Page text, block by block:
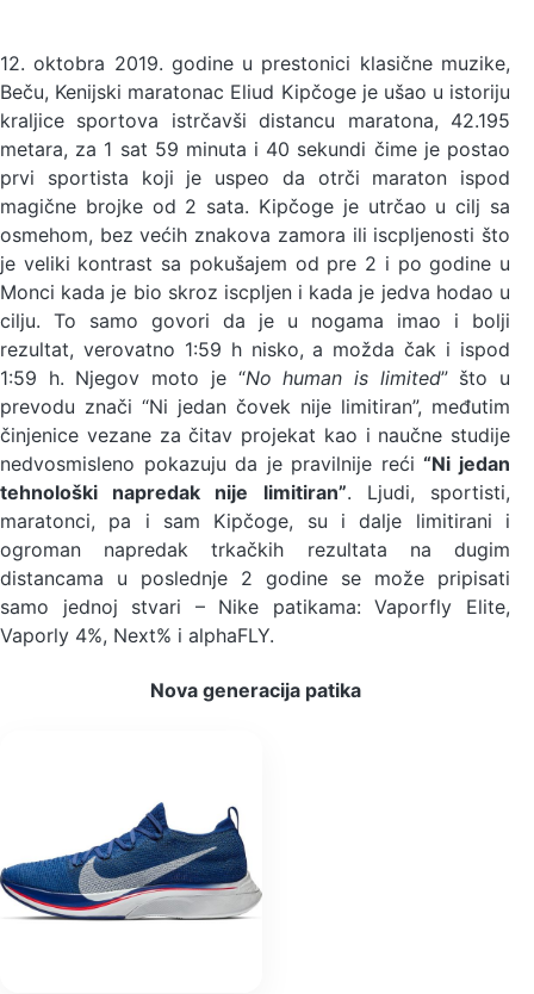
12. oktobra 2019. godine u prestonici klasične muzike,
Beču, Kenijski maratonac Eliud Kipčoge je ušao u istoriju
kraljice sportova istrčavši distancu maratona, 42.195
metara, za 1 sat 59 minuta i 40 sekundi čime je postao
prvi sportista koji je uspeo da otrči maraton ispod
magične brojke od 2 sata. Kipčoge je utrčao u cilj sa
osmehom, bez većih znakova zamora ili iscpljenosti što
je veliki kontrast sa pokušajem od pre 2 i po godine u
Monci kada je bio skroz iscpljen i kada je jedva hodao u
cilju. To samo govori da je u nogama imao i bolji
rezultat, verovatno 1:59 h nisko, a možda čak i ispod
1:59 h. Njegov moto je “No human is limited” što u
prevodu znači “Ni jedan čovek nije limitiran”, međutim
činjenice vezane za čitav projekat kao i naučne studije
nedvosmisleno pokazuju da je pravilnije reći“Ni jedan
tehnološki napredak nije limitiran”. Ljudi, sportisti,
maratonci, pa i sam Kipčoge, su i dalje limitirani i
ogroman napredak trkačkih rezultata na dugim
distancama u poslednje 2 godine se može pripisati
samo jednoj stvari – Nike patikama: Vaporfly Elite,
Vaporly 4%, Next% i alphaFLY.
Nova generacija patika